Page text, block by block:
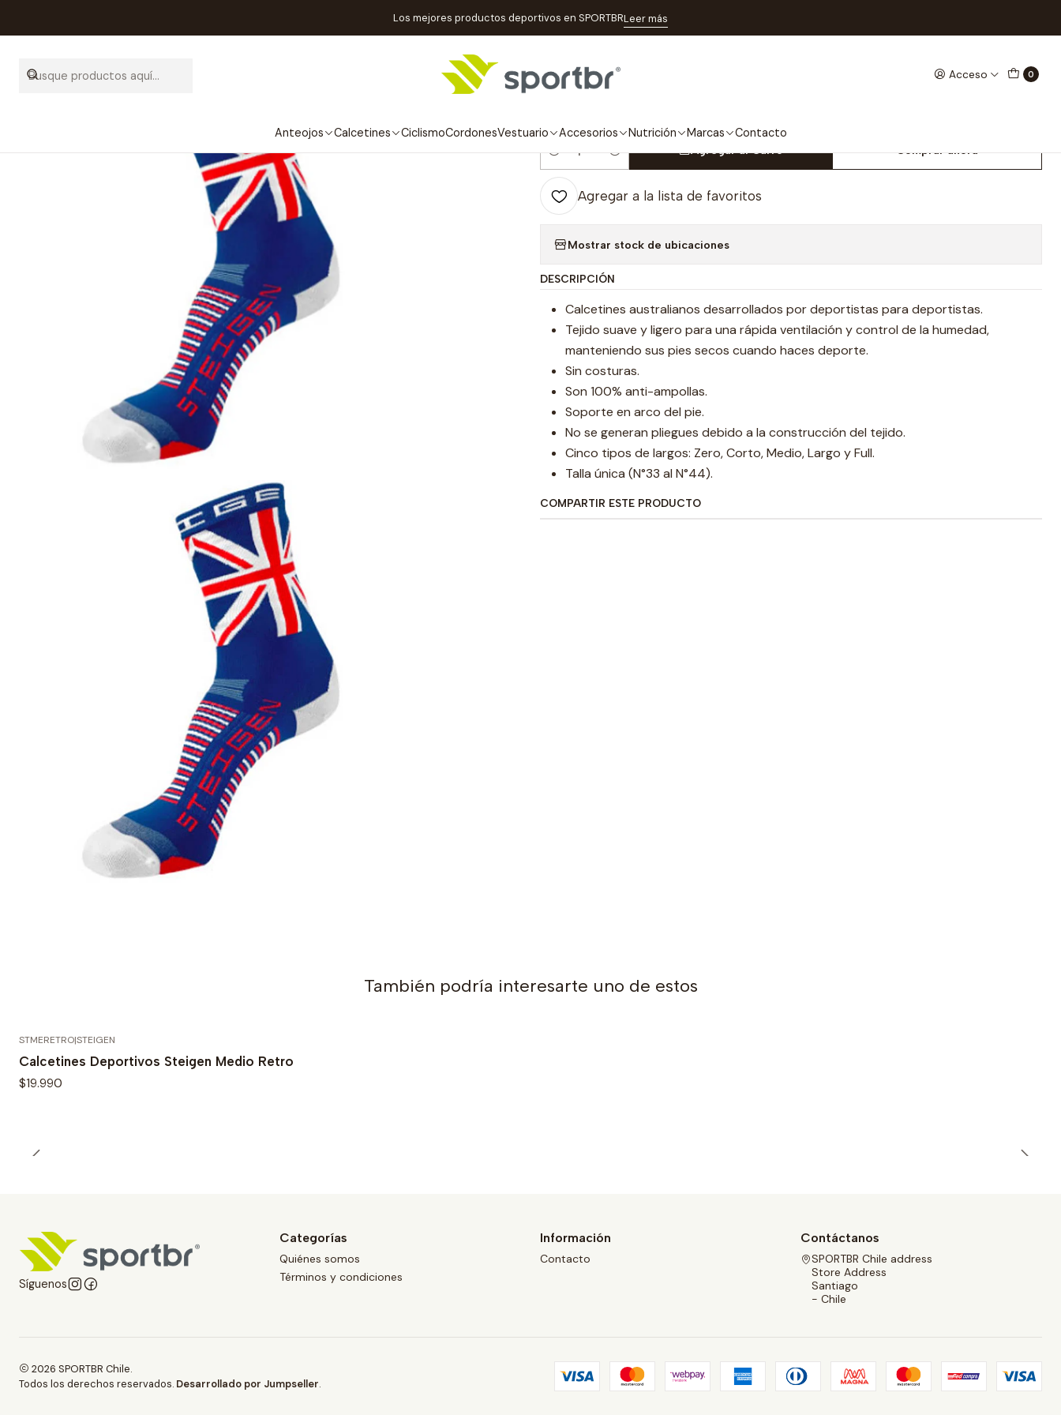
Acceso 0
Anteojos Calcetines CiclismoCordonesVestuario Accesorios Nutrición Marcas Contacto
Los mejores productos deportivos en SPORTBRLeer más
Marcas Steigen Calcetines Deportivos Steigen Largo Union Jack
Calcetines Deportivos Steigen Largo Union
Cantidad
Agregar al Carro Comprar ahora
Agregar a la lista de favoritos
Mostrar stock de ubicaciones
DESCRIPCIÓN
Calcetines australianos desarrollados por deportistas para deportistas.
Tejido suave y ligero para una rápida ventilación y control de la humedad,
manteniendo sus pies secos cuando haces deporte.
Sin costuras.
Son 100% anti-ampollas.
Soporte en arco del pie.
No se generan pliegues debido a la construcción del tejido.
Cinco tipos de largos: Zero, Corto, Medio, Largo y Full.
Talla única (N°33 al N°44).
COMPARTIR ESTE PRODUCTO
También podría interesarte uno de estos
STMERETRO|STEIGEN
Calcetines Deportivos Steigen Medio Retro
$19.990
Síguenos
Categorías
Quiénes somos
Términos y condiciones
Información
Contacto
Contáctanos
SPORTBR Chile address
Store Address
Santiago
- Chile
2026 SPORTBR Chile.
Todos los derechos reservados. Desarrollado por Jumpseller.